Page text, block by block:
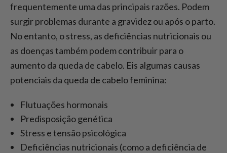
frequentemente uma das principais razões. Podem
surgir problemas durante a gravidez ou após o parto.
No entanto, o stress, as deficiências nutricionais ou
as doenças também podem contribuir para o
aumento da queda de cabelo. Eis algumas causas
potenciais da queda de cabelo feminina:
Flutuações hormonais
Predisposição genética
Stress e tensão psicológica
Deficiências nutricionais (como a deficiência de